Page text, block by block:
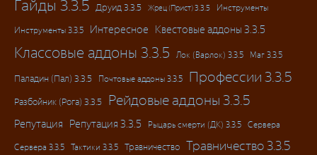
Гайды 3.3.5 Друид 3.3.5 Жрец (Прист) 3.3.5 Инструменты
Инструменты 3.3.5 Интересное Квестовые аддоны 3.3.5
Классовые аддоны 3.3.5 Лок (Варлок) 3.3.5 Маг 3.3.5
Паладин (Пал) 3.3.5 Почтовые аддоны 3.3.5 Профессии 3.3.5
Разбойник (Рога) 3.3.5 Рейдовые аддоны 3.3.5
Репутация Репутация 3.3.5 Рыцарь смерти (ДК) 3.3.5 Сервера
Сервера 3.3.5 Тактики 3.3.5 Травничество Травничество 3.3.5